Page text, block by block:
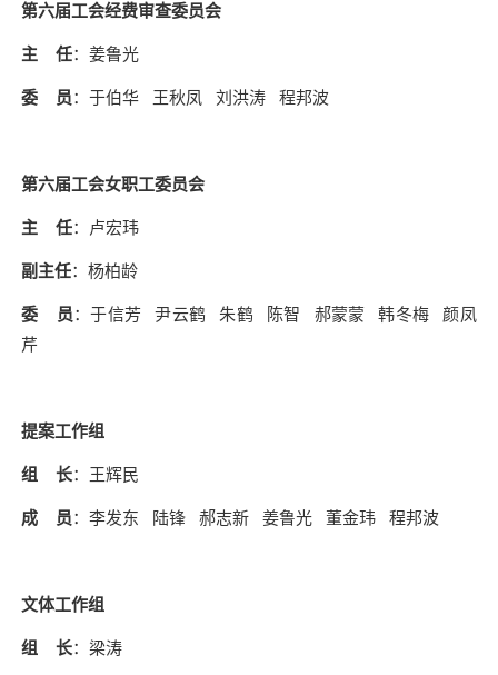
第六届工会经费审查委员会
主 任：姜鲁光
委 员：于伯华 王秋凤 刘洪涛 程邦波
第六届工会女职工委员会
主 任：卢宏玮
副主任：杨柏龄
委 员：于信芳 尹云鹤 朱鹤 陈智 郝蒙蒙 韩冬梅 颜凤
芹
提案工作组
组 长：王辉民
成 员：李发东 陆锋 郝志新 姜鲁光 董金玮 程邦波
文体工作组
组 长：梁涛